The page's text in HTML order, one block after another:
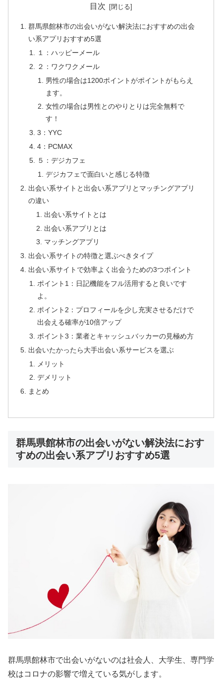
目次
群馬県館林市の出会いがない解決法におすすめの出会
い系アプリおすすめ5選
１：ハッピーメール
２：ワクワクメール
男性の場合は1200ポイントがポイントがもらえ
ます。
女性の場合は男性とのやりとりは完全無料で
す！
3：YYC
4：PCMAX
５：デジカフェ
デジカフェで面白いと感じる特徴
出会い系サイトと出会い系アプリとマッチングアプリ
の違い
出会い系サイトとは
出会い系アプリとは
マッチングアプリ
出会い系サイトの特徴と選ぶべきタイプ
出会い系サイトで効率よく出会うための3つポイント
ポイント1：日記機能をフル活用すると良いです
よ。
ポイント2：プロフィールを少し充実させるだけで
出会える確率が10倍アップ
ポイント3：業者とキャッシュバッカーの見極め方
出会いたかったら大手出会い系サービスを選ぶ
メリット
デメリット
まとめ
群馬県館林市の出会いがない解決法におす
すめの出会い系アプリおすすめ5選
群馬県館林市で出会いがないのは社会人、大学生、専門学
校はコロナの影響で増えている気がします。